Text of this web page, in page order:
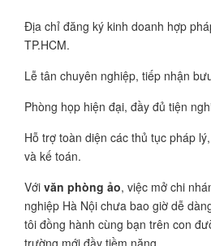
Địa chỉ đăng ký kinh doanh hợp
TP.HCM.
Lễ tân chuyên nghiệp, tiếp nhận
Phòng họp hiện đại, đầy đủ tiện
Hỗ trợ toàn diện các thủ tục pháp lý,
và kế toán.
Với văn phòng ảo, việc mở chi
nghiệp Hà Nội chưa bao giờ dễ
tôi đồng hành cùng bạn trên con
trường mới đầy tiềm năng.